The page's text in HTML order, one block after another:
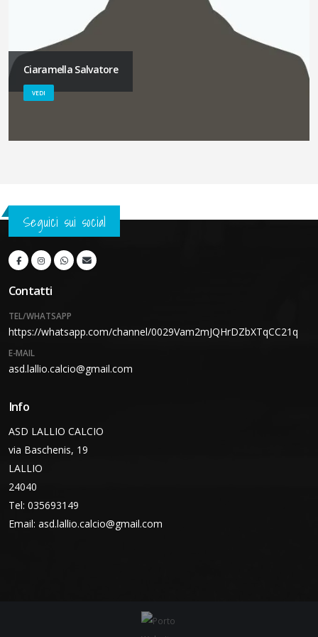
Ciaramella Salvatore
VEDI
Seguici sui social
Contatti
TEL/WHATSAPP
https://whatsapp.com/channel/0029Vam2mJQHrDZbXTqCC21q
E-MAIL
asd.lallio.calcio@gmail.com
Info
ASD LALLIO CALCIO
via Baschenis, 19
LALLIO
24040
Tel: 035693149
Email: asd.lallio.calcio@gmail.com